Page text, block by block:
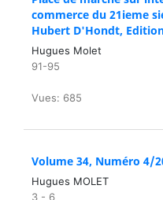
commerce du 21ieme
Hubert D'Hondt, Edition
Hugues Molet
91-95
Vues: 685
Volume 34, Numéro 4/
Hugues MOLET
3 - 6